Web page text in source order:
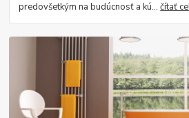
predovšetkým na budúcnosť a kú...čítať